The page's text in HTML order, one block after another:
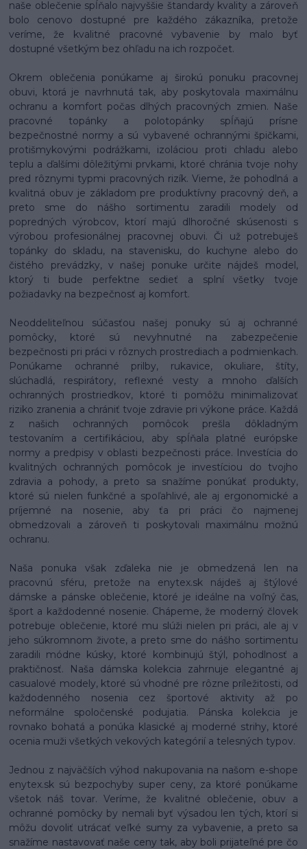
naše oblečenie spĺňalo najvyššie štandardy kvality a zároveň
bolo cenovo dostupné pre každého zákazníka, pretože
veríme, že kvalitné pracovné vybavenie by malo byť
dostupné všetkým bez ohľadu na ich rozpočet.
Okrem oblečenia ponúkame aj širokú ponuku pracovnej
obuvi, ktorá je navrhnutá tak, aby poskytovala maximálnu
ochranu a komfort počas dlhých pracovných zmien. Naše
pracovné topánky a polotopánky spĺňajú prísne
bezpečnostné normy a sú vybavené ochrannými špičkami,
protišmykovými podrážkami, izoláciou proti chladu alebo
teplu a ďalšími dôležitými prvkami, ktoré chránia tvoje nohy
pred rôznymi typmi pracovných rizík. Vieme, že pohodlná a
kvalitná obuv je základom pre produktívny pracovný deň, a
preto sme do nášho sortimentu zaradili modely od
popredných výrobcov, ktorí majú dlhoročné skúsenosti s
výrobou profesionálnej pracovnej obuvi. Či už potrebuješ
topánky do skladu, na stavenisku, do kuchyne alebo do
čistého prevádzky, v našej ponuke určite nájdeš model,
ktorý ti bude perfektne sedieť a splní všetky tvoje
požiadavky na bezpečnosť aj komfort.
Neoddeliteľnou súčasťou našej ponuky sú aj ochranné
pomôcky, ktoré sú nevyhnutné na zabezpečenie
bezpečnosti pri práci v rôznych prostrediach a podmienkach.
Ponúkame ochranné prilby, rukavice, okuliare, štíty,
slúchadlá, respirátory, reflexné vesty a mnoho ďalších
ochranných prostriedkov, ktoré ti pomôžu minimalizovať
riziko zranenia a chrániť tvoje zdravie pri výkone práce. Každá
z našich ochranných pomôcok prešla dôkladným
testovaním a certifikáciou, aby spĺňala platné európske
normy a predpisy v oblasti bezpečnosti práce. Investícia do
kvalitných ochranných pomôcok je investíciou do tvojho
zdravia a pohody, a preto sa snažíme ponúkať produkty,
ktoré sú nielen funkčné a spoľahlivé, ale aj ergonomické a
príjemné na nosenie, aby ťa pri práci čo najmenej
obmedzovali a zároveň ti poskytovali maximálnu možnú
ochranu.
Naša ponuka však zďaleka nie je obmedzená len na
pracovnú sféru, pretože na enytex.sk nájdeš aj štýlové
dámske a pánske oblečenie, ktoré je ideálne na voľný čas,
šport a každodenné nosenie. Chápeme, že moderný človek
potrebuje oblečenie, ktoré mu slúži nielen pri práci, ale aj v
jeho súkromnom živote, a preto sme do nášho sortimentu
zaradili módne kúsky, ktoré kombinujú štýl, pohodlnosť a
praktičnosť. Naša dámska kolekcia zahrnuje elegantné aj
casualové modely, ktoré sú vhodné pre rôzne príležitosti, od
každodenného nosenia cez športové aktivity až po
neformálne spoločenské podujatia. Pánska kolekcia je
rovnako bohatá a ponúka klasické aj moderné strihy, ktoré
ocenia muži všetkých vekových kategórií a telesných typov.
Jednou z najväčších výhod nakupovania na našom e-shope
enytex.sk sú bezpochyby super ceny, za ktoré ponúkame
všetok náš tovar. Veríme, že kvalitné oblečenie, obuv a
ochranné pomôcky by nemali byť výsadou len tých, ktorí si
môžu dovoliť utrácať veľké sumy za vybavenie, a preto sa
snažíme nastavovať naše ceny tak, aby boli prijateľné pre čo